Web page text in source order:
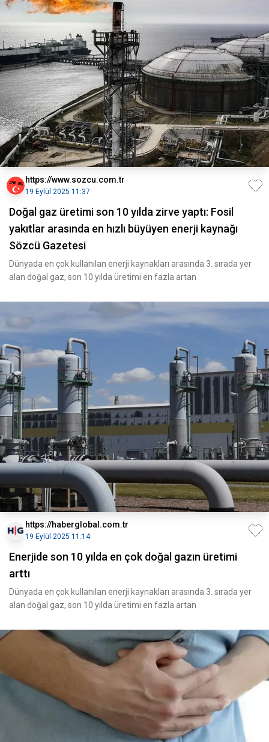
https://www.sozcu.com.tr
19 Eylül 2025 11:37
Doğal gaz üretimi son 10 yılda zirve yaptı: Fosil
yakıtlar arasında en hızlı büyüyen enerji kaynağı
Sözcü Gazetesi
Dünyada en çok kullanılan enerji kaynakları arasında 3. sırada yer
alan doğal gaz, son 10 yılda üretimi en fazla artan
https://haberglobal.com.tr
19 Eylül 2025 11:14
Enerjide son 10 yılda en çok doğal gazın üretimi
arttı
Dünyada en çok kullanılan enerji kaynakları arasında 3. sırada yer
alan doğal gaz, son 10 yılda üretimi en fazla artan